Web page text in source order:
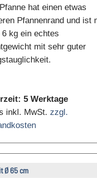
hat einen etwas
Pfannenrand und ist
6 kg ein echtes
mit sehr guter
5 Werktage
inkl. MwSt. zzgl.
Ø 65 cm